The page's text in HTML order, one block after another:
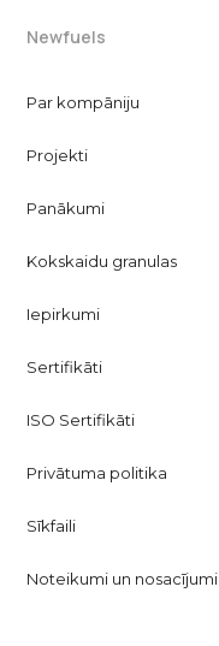
Newfuels
Par kompāniju
Projekti
Panākumi
Kokskaidu granulas
Iepirkumi
Sertifikāti
ISO Sertifikāti
Privātuma politika
Sīkfaili
Noteikumi un nosacījumi